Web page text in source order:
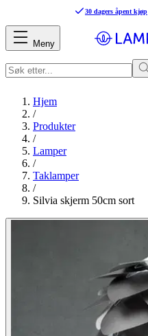
30 dagers åpent kjøp
Meny
Hjem
/
Produkter
/
Lamper
/
Taklamper
/
Silvia skjerm 50cm sort